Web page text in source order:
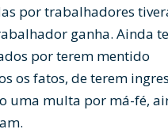
por trabalhadores
ganha. Ainda
por terem mentido
os fatos, de terem
uma multa por má-fé,